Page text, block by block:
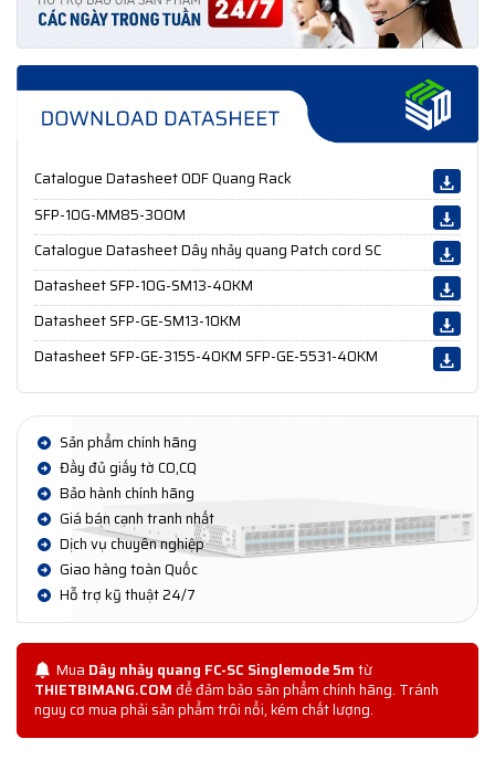
Catalogue Datasheet ODF Quang Rack
SFP-10G-MM85-300M
Catalogue Datasheet Dây nhảy quang Patch cord SC
Datasheet SFP-10G-SM13-40KM
Datasheet SFP-GE-SM13-10KM
Datasheet SFP-GE-3155-40KM SFP-GE-5531-40KM
Sản phẩm chính hãng
Đầy đủ giấy tờ CO,CQ
Bảo hành chính hãng
Giá bán cạnh tranh nhất
Dịch vụ chuyên nghiệp
Giao hàng toàn Quốc
Hỗ trợ kỹ thuật 24/7
Mua Dây nhảy quang FC-SC Singlemode 5mtừ
THIETBIMANG.COMđể đảm bảo sản phẩm chính hãng. Tránh
nguy cơ mua phải sản phẩm trôi nổi, kém chất lượng.